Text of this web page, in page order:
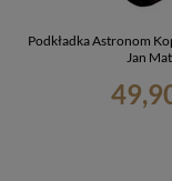
Podkładka Astronom
Jan